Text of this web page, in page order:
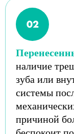
наличие
зуба или
системы
причиной